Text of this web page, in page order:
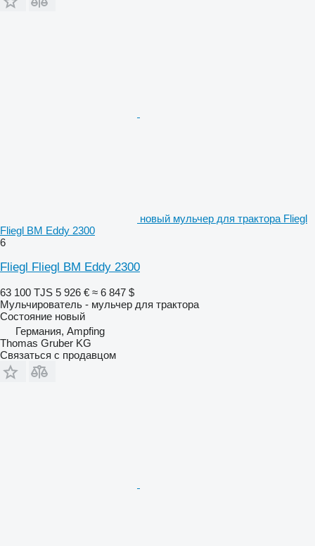
новый мульчер для трактора Fliegl
Fliegl BM Eddy 2300
6
Fliegl Fliegl BM Eddy 2300
63 100 TJS 5 926 € ≈ 6 847 $
Мульчирователь - мульчер для трактора
Состояние новый
Германия, Ampfing
Thomas Gruber KG
Связаться с продавцом